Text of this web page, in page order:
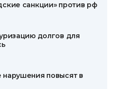
санкции» против рф
долгов для
повысят в